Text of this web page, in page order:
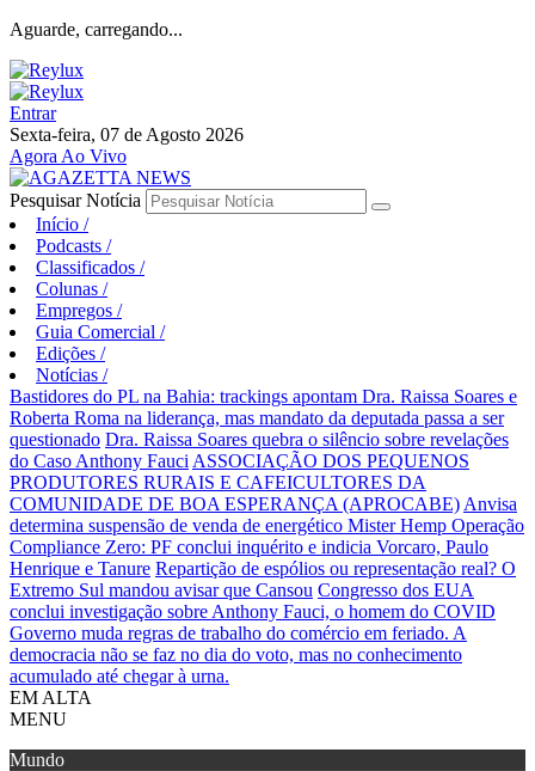
Aguarde, carregando...
Entrar
Sexta-feira, 07 de Agosto 2026
Agora Ao Vivo
Pesquisar Notícia
Início /
Podcasts /
Classificados /
Colunas /
Empregos /
Guia Comercial /
Edições /
Notícias /
Bastidores do PL na Bahia: trackings apontam Dra. Raissa Soares e
Roberta Roma na liderança, mas mandato da deputada passa a ser
questionado Dra. Raissa Soares quebra o silêncio sobre revelações
do Caso Anthony Fauci ASSOCIAÇÃO DOS PEQUENOS
PRODUTORES RURAIS E CAFEICULTORES DA
COMUNIDADE DE BOA ESPERANÇA (APROCABE) Anvisa
determina suspensão de venda de energético Mister Hemp Operação
Compliance Zero: PF conclui inquérito e indicia Vorcaro, Paulo
Henrique e Tanure Repartição de espólios ou representação real? O
Extremo Sul mandou avisar que Cansou Congresso dos EUA
conclui investigação sobre Anthony Fauci, o homem do COVID
Governo muda regras de trabalho do comércio em feriado. A
democracia não se faz no dia do voto, mas no conhecimento
acumulado até chegar à urna.
EM ALTA
MENU
Mundo